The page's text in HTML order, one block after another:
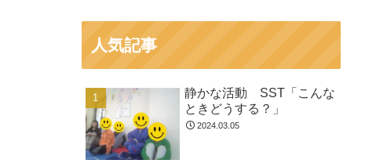
人気記事
静かな活動 SST「こんな
ときどうする？」
2024.03.05